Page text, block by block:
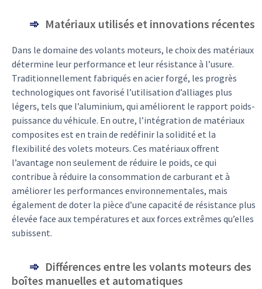
Matériaux utilisés et innovations récentes
Dans le domaine des volants moteurs, le choix des matériaux
détermine leur performance et leur résistance à l’usure.
Traditionnellement fabriqués en acier forgé, les progrès
technologiques ont favorisé l’utilisation d’alliages plus
légers, tels que l’aluminium, qui améliorent le rapport poids-
puissance du véhicule. En outre, l’intégration de matériaux
composites est en train de redéfinir la solidité et la
flexibilité des volets moteurs. Ces matériaux offrent
l’avantage non seulement de réduire le poids, ce qui
contribue à réduire la consommation de carburant et à
améliorer les performances environnementales, mais
également de doter la pièce d’une capacité de résistance plus
élevée face aux températures et aux forces extrêmes qu’elles
subissent.
Différences entre les volants moteurs des
boîtes manuelles et automatiques